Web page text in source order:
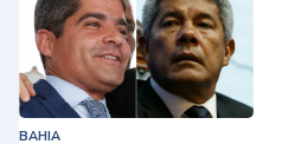
BAHIA